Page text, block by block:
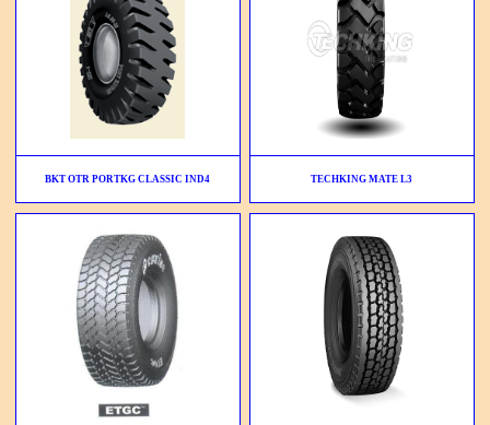
BKT OTR PORTKG CLASSIC IND4 TECHKING MATE L3